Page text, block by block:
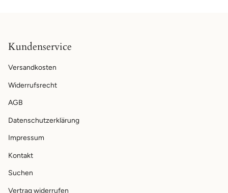
Kundenservice
Versandkosten
Widerrufsrecht
AGB
Datenschutzerklärung
Impressum
Kontakt
Suchen
Vertrag widerrufen